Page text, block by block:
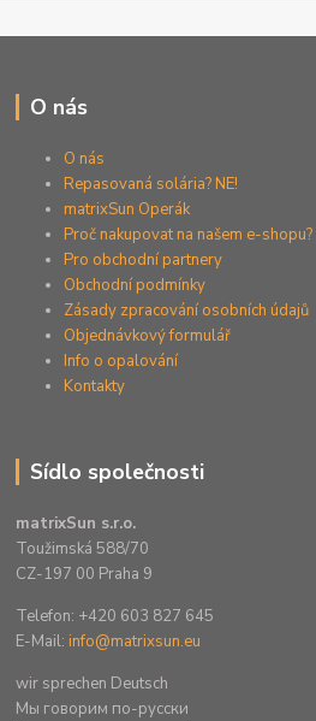
O nás
O nás
Repasovaná solária? NE!
matrixSun Operák
Proč nakupovat na našem e-shopu?
Pro obchodní partnery
Obchodní podmínky
Zásady zpracování osobních údajů
Objednávkový formulář
Info o opalování
Kontakty
Sídlo společnosti
matrixSun s.r.o.
Toužimská 588/70
CZ-197 00 Praha 9
Telefon: +420 603 827 645
E-Mail: info@matrixsun.eu
wir sprechen Deutsch
Mы говорим по-русски